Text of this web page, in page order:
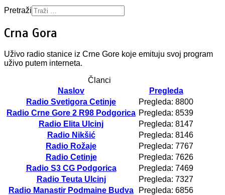
Pretraži
Crna Gora
Uživo radio stanice iz Crne Gore koje emituju svoj program
uživo putem interneta.
Članci
Naslov
Pregleda
Radio Svetigora Cetinje
Pregleda: 8800
Radio Crne Gore 2 R98 Podgorica Pregleda: 8539
Radio Elita Ulcinj
Pregleda: 8147
Radio Nikšić
Pregleda: 8146
Radio Rožaje
Pregleda: 7767
Radio Cetinje
Pregleda: 7626
Radio S3 CG Podgorica
Pregleda: 7469
Radio Teuta Ulcinj
Pregleda: 7327
Radio Manastir Podmaine Budva
Pregleda: 6856